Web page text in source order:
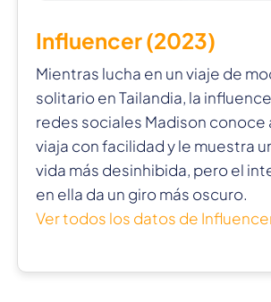
Influencer (2023)
Mientras lucha en un viaje de
solitario en Tailandia, la
redes sociales Madison conoce
viaja con facilidad y le muestra
vida más desinhibida, pero el
en ella da un giro más oscuro.
Ver todos los datos de